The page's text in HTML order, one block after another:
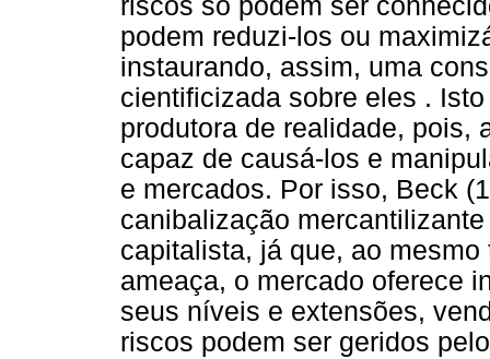
riscos só podem ser
podem reduzi-los ou
instaurando, assim, uma
cientificizada sobre eles .
produtora de realidade, pois,
capaz de causá-los e
e mercados. Por isso, Beck
canibalização
capitalista, já que, ao
ameaça, o mercado oferece
seus níveis e extensões,
riscos podem ser geridos